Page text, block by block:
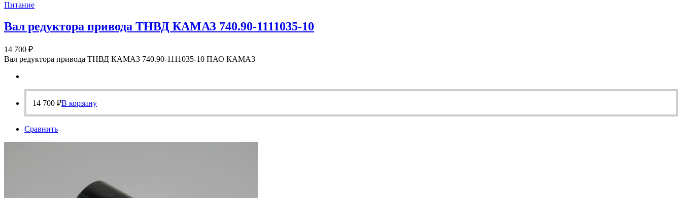
Питание
Вал редуктора привода ТНВД КАМАЗ 740.90-1111035-10
14 700 ₽
Вал редуктора привода ТНВД КАМАЗ 740.90-1111035-10 ПАО КАМАЗ
14 700 ₽В корзину
Сравнить